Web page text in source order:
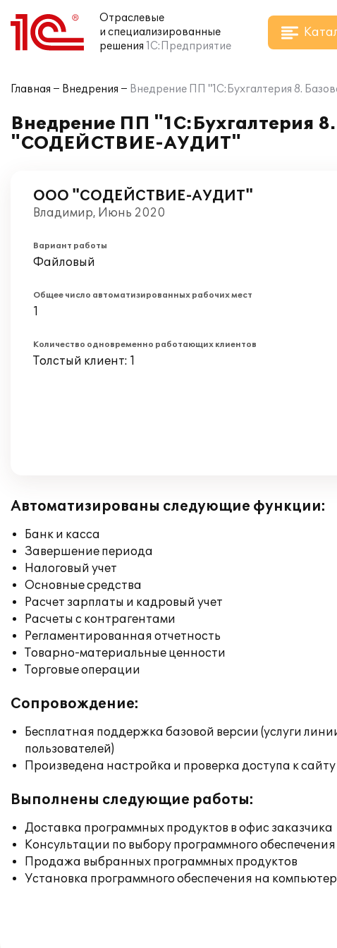
Отраслевые
и специализированные
решения 1С:Предприятие
Главная Внедрения Внедрение ПП "1С:Бухгалтерия 8.
Внедрение ПП "1С:Бухгалтерия
"СОДЕЙСТВИЕ-АУДИТ"
ООО "СОДЕЙСТВИЕ-АУДИТ"
Владимир, Июнь 2020
Вариант работы
Файловый
Общее число автоматизированных рабочих мест
1
Количество одновременно работающих клиентов
Толстый клиент: 1
Автоматизированы следующие функции:
Банк и касса
Завершение периода
Налоговый учет
Основные средства
Расчет зарплаты и кадровый учет
Расчеты с контрагентами
Регламентированная отчетность
Товарно-материальные ценности
Торговые операции
Сопровождение:
Бесплатная поддержка базовой версии (услуги
пользователей)
Произведена настройка и проверка доступа к
Выполнены следующие работы:
Доставка программных продуктов в офис заказчика
Консультации по выбору программного
Продажа выбранных программных продуктов
Установка программного обеспечения на